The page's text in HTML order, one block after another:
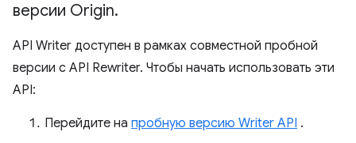
версии Origin.
API Writer доступен в рамках совместной пробной
версии с API Rewriter. Чтобы начать использовать эти
API:
Перейдите на пробную версию Writer API .